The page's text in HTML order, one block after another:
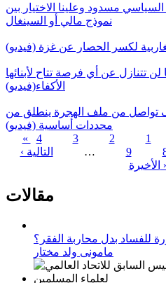
مسدود وعلينا الاختيار بين
نموذج مالي أو السينغال
لكسر الحصار عن غزة (فيديو)
لن تتنازل عن أي فرصة تتاح لأبنائها
الأكفاء(فيديو)
تواصل من ملف الهجرة ينطلق من
محددات أساسية (فيديو)
الصفحات
1
2
3
4
9
…
التالية ›
»
مقالات
للفساد بدل محاربة الفقر؟
مامونى ولد مختار